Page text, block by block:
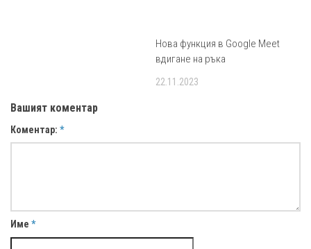
Нова функция в Google Meet
вдигане на ръка
22.11.2023
Вашият коментар
Коментар: *
Име *